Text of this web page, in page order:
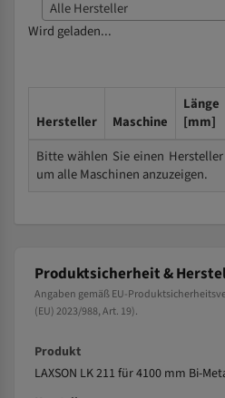
Alle Hersteller
Wird geladen...
Hersteller Maschine
Länge
[mm]
Bitte wählen Sie einen
um alle Maschinen anzuzeigen.
Produktsicherheit &
Angaben gemäß EU-
(EU) 2023/988, Art. 19).
Produkt
LAXSON LK 211 für 4100 mm Bi-